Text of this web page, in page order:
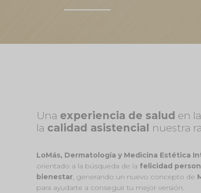
Una experiencia de salud en
la calidad asistencial nuestra
LoMás, Dermatología y Medicina Estética
orientado a la búsqueda de la felicidad
bienestar, generando un nuevo concepto de
para ayudarte a conseguir tu mejor versión.